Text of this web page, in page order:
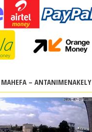
– ANTANIMENAKELY